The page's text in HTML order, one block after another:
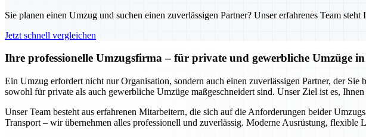
Sie planen einen Umzug und suchen einen zuverlässigen Partner? Unser erfahrenes Team
Jetzt schnell vergleichen
Ihre professionelle Umzugsfirma – für private und gewerbliche Umzüge
Ein Umzug erfordert nicht nur Organisation, sondern auch einen zuverlässigen Partner, der
sowohl für private als auch gewerbliche Umzüge maßgeschneidert sind. Unser Ziel ist es,
Unser Team besteht aus erfahrenen Mitarbeitern, die sich auf die Anforderungen beider
Transport – wir übernehmen alles professionell und zuverlässig. Moderne Ausrüstung,